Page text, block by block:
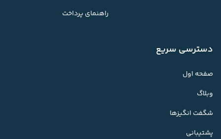
راهنمای پرداخت
دسترسی سریع
صفحه اول
وبلاگ
شگفت انگیزها
پشتیبانی